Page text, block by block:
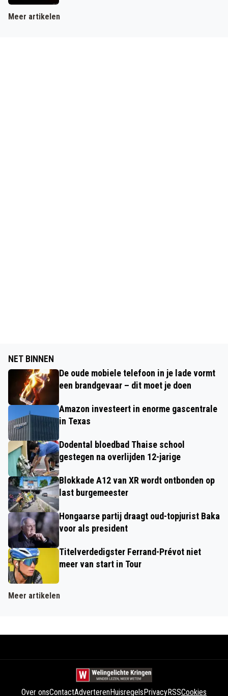
Meer artikelen
NET BINNEN
De oude mobiele telefoon in je lade vormt
een brandgevaar – dit moet je doen
Amazon investeert in enorme gascentrale
in Texas
Dodental bloedbad Thaise school
gestegen na overlijden 12-jarige
Blokkade A12 van XR wordt ontbonden op
last burgemeester
Hongaarse partij draagt oud-topjurist Baka
voor als president
Titelverdedigster Ferrand-Prévot niet
meer van start in Tour
Meer artikelen
Over onsContactAdverterenHuisregelsPrivacyRSSCookies